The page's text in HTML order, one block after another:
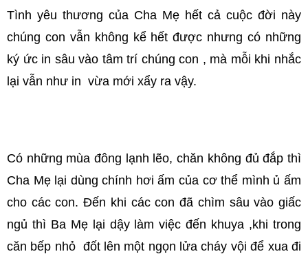
Tình yêu thương của Cha Mẹ hết cả cuộc đời này
chúng con vẫn không kể hết được nhưng có những
ký ức in sâu vào tâm trí chúng con , mà mỗi khi nhắc
lại vẫn như in vừa mới xẩy ra vậy.
Có những mùa đông lạnh lẽo, chăn không đủ đắp thì
Cha Mẹ lại dùng chính hơi ấm của cơ thể mình ủ ấm
cho các con. Đến khi các con đã chìm sâu vào giấc
ngủ thì Ba Mẹ lại dậy làm việc đến khuya ,khi trong
căn bếp nhỏ đốt lên một ngọn lửa cháy vội để xua đi